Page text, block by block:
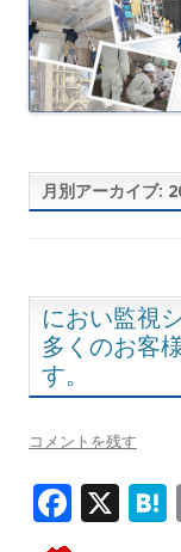
月別アーカイブ:
におい監視
多くのお客
す。
コメントを残す
F X